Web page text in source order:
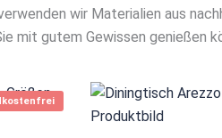
wir Materialien aus
mit gutem Gewissen genießen